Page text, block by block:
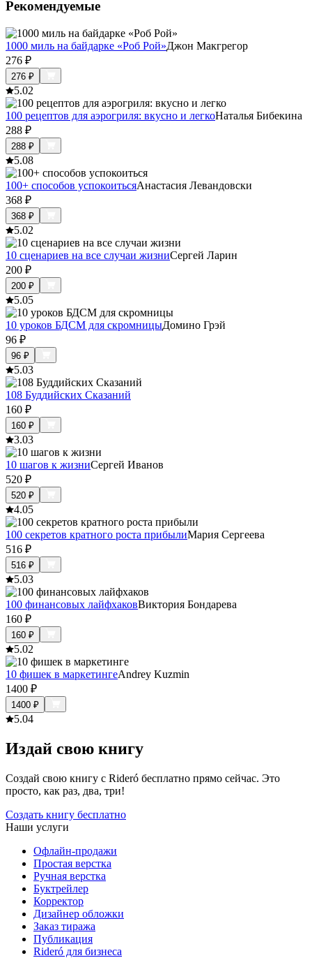
Рекомендуемые
1000 миль на байдарке «Роб Рой»Джон Макгрегор
276 ₽
276 ₽
5.02
100 рецептов для аэрогриля: вкусно и легкоНаталья Бибекина
288 ₽
288 ₽
5.08
100+ способов успокоитьсяАнастасия Левандовски
368 ₽
368 ₽
5.02
10 сценариев на все случаи жизниСергей Ларин
200 ₽
200 ₽
5.05
10 уроков БДСМ для скромницыДомино Грэй
96 ₽
96 ₽
5.03
108 Буддийских Сказаний
160 ₽
160 ₽
3.03
10 шагов к жизниСергей Иванов
520 ₽
520 ₽
4.05
100 секретов кратного роста прибылиМария Сергеева
516 ₽
516 ₽
5.03
100 финансовых лайфхаковВиктория Бондарева
160 ₽
160 ₽
5.02
10 фишек в маркетингеAndrey Kuzmin
1400 ₽
1400 ₽
5.04
Издай свою книгу
Создай свою книгу с Rideró бесплатно прямо сейчас. Это
просто, как раз, два, три!
Создать книгу бесплатно
Наши услуги
Офлайн-продажи
Простая верстка
Ручная верстка
Буктрейлер
Корректор
Дизайнер обложки
Заказ тиража
Публикация
Rideró для бизнеса